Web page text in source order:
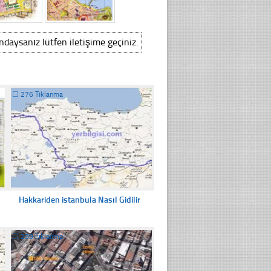
lütfen iletişime geçiniz.
☐ 276 Tıklanma
Hakkariden istanbula Nasıl Gidilir
☐239 Tıklanma